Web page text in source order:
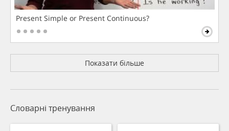
Present Simple or Present Continuous?
Показати більше
Словарні тренування